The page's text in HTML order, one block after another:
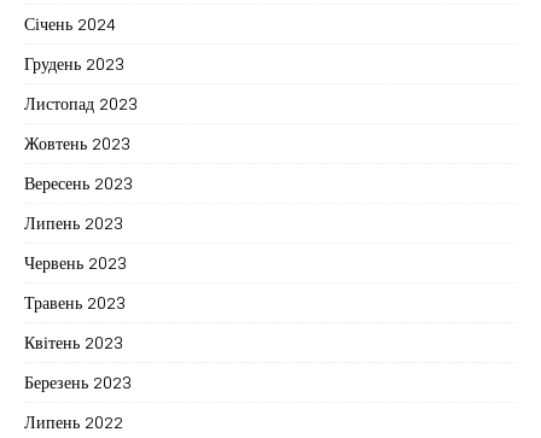
Січень 2024
Грудень 2023
Листопад 2023
Жовтень 2023
Вересень 2023
Липень 2023
Червень 2023
Травень 2023
Квітень 2023
Березень 2023
Липень 2022